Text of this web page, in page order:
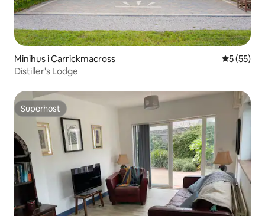
Minihus i Carrickmacross 5 av 5 i
5 (55)
Distiller's Lodge
Superhost
Superhost